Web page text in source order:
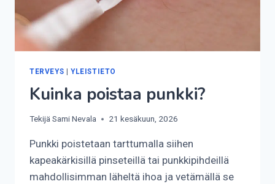
TERVEYS | YLEISTIETO
Kuinka poistaa punkki?
Tekijä Sami Nevala 21 kesäkuun, 2026
Punkki poistetaan tarttumalla siihen
kapeakärkisillä pinseteillä tai punkkipihdeillä
mahdollisimman läheltä ihoa ja vetämällä se